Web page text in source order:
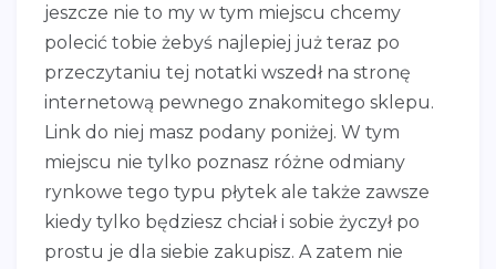
jeszcze nie to my w tym miejscu chcemy
polecić tobie żebyś najlepiej już teraz po
przeczytaniu tej notatki wszedł na stronę
internetową pewnego znakomitego sklepu.
Link do niej masz podany poniżej. W tym
miejscu nie tylko poznasz różne odmiany
rynkowe tego typu płytek ale także zawsze
kiedy tylko będziesz chciał i sobie życzył po
prostu je dla siebie zakupisz. A zatem nie